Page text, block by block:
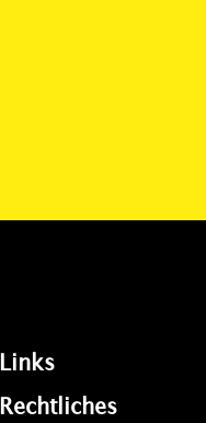
Links
Rechtliches